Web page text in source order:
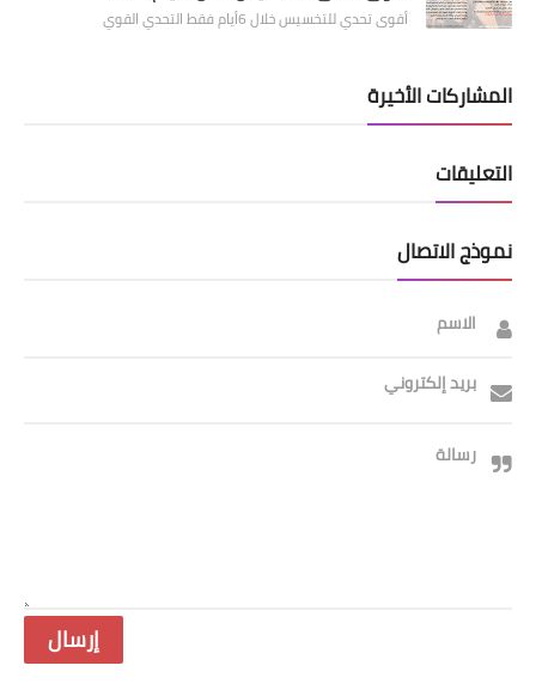
أقوى تحدي للتخسيس خلال 6أيام فقط التحدي القوي
المشاركات الأخيرة
التعليقات
نموذج الاتصال
الاسم
بريد إلكتروني
رسالة